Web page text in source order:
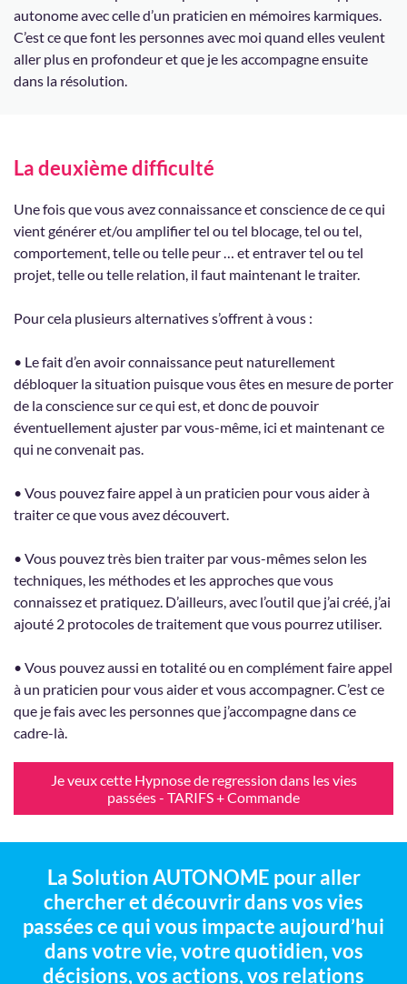
autonome avec celle d’un praticien en mémoires karmiques.
C’est ce que font les personnes avec moi quand elles veulent
aller plus en profondeur et que je les accompagne ensuite
dans la résolution.
La deuxième difficulté
Une fois que vous avez connaissance et conscience de ce qui
vient générer et/ou amplifier tel ou tel blocage, tel ou tel,
comportement, telle ou telle peur … et entraver tel ou tel
projet, telle ou telle relation, il faut maintenant le traiter.
Pour cela plusieurs alternatives s’offrent à vous :
• Le fait d’en avoir connaissance peut naturellement
débloquer la situation puisque vous êtes en mesure de porter
de la conscience sur ce qui est, et donc de pouvoir
éventuellement ajuster par vous-même, ici et maintenant ce
qui ne convenait pas.
• Vous pouvez faire appel à un praticien pour vous aider à
traiter ce que vous avez découvert.
• Vous pouvez très bien traiter par vous-mêmes selon les
techniques, les méthodes et les approches que vous
connaissez et pratiquez. D’ailleurs, avec l’outil que j’ai créé, j’ai
ajouté 2 protocoles de traitement que vous pourrez utiliser.
• Vous pouvez aussi en totalité ou en complément faire appel
à un praticien pour vous aider et vous accompagner. C’est ce
que je fais avec les personnes que j’accompagne dans ce
cadre-là.
Je veux cette Hypnose de regression dans les vies
passées - TARIFS + Commande
La Solution AUTONOME pour aller
chercher et découvrir dans vos vies
passées ce qui vous impacte aujourd’hui
dans votre vie, votre quotidien, vos
décisions, vos actions, vos relations